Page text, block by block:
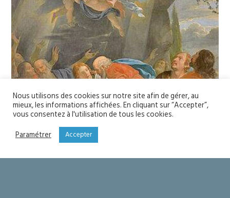
Nous utilisons des cookies sur notre site afin de gérer, au
mieux, les informations affichées. En cliquant sur “Accepter”,
vous consentez à l'utilisation de tous les cookies.
Paramétrer
Accepter